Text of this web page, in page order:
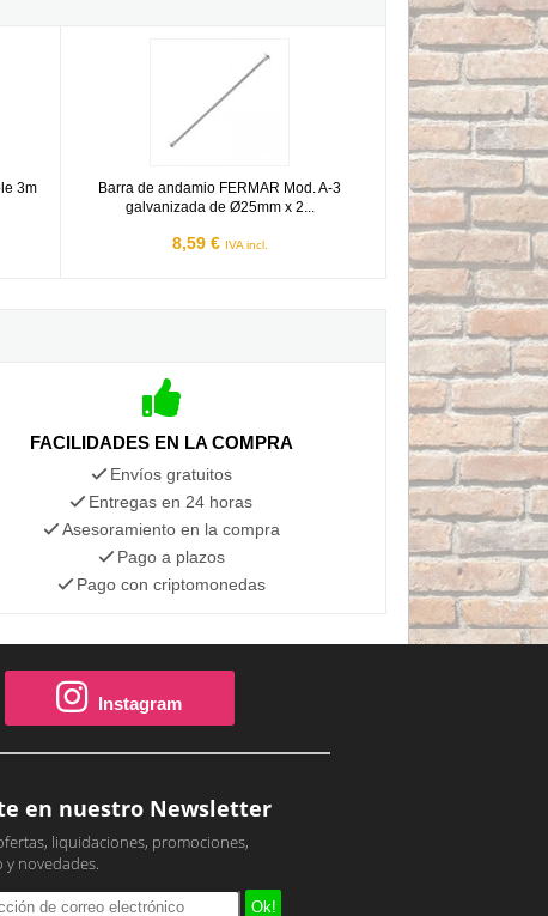
3m
Barra de andamio FERMAR Mod. A-3
galvanizada de Ø25mm x 2...
8,59 € IVA incl.
Barra de andamio FERMAR Mod. A-3 galvanizada de
FACILIDADES EN LA COMPRA
Envíos gratuitos
Entregas en 24 horas
Asesoramiento en la compra
Pago a plazos
Pago con criptomonedas
Instagram
en nuestro Newsletter
liquidaciones, promociones,
novedades.